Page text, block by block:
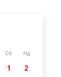
Сб Нд
1
2